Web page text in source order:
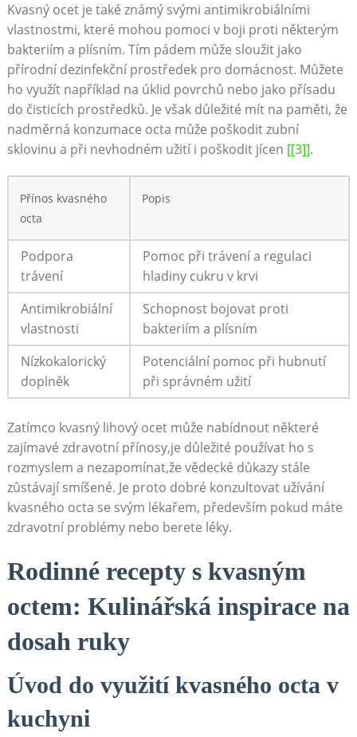
Kvasný ocet je také známý svými⁢ antimikrobiálními
vlastnostmi, které mohou pomoci v boji proti některým
bakteriím a plísním. Tím ⁢pádem může ⁢sloužit jako
přírodní​ dezinfekční prostředek pro domácnost. ‌Můžete
ho‍ využít například na úklid povrchů nebo jako přísadu
do čisticích prostředků. Je však důležité ⁢mít na paměti, že
nadměrná‌ konzumace octa může poškodit zubní
sklovinu a při nevhodném⁢ užití i poškodit jícen [[3]].
Přínos ​kvasného
octa
Popis
Podpora
⁢trávení
Pomoc ‍při ⁤trávení a regulaci
hladiny cukru ⁤v krvi
Antimikrobiální
vlastnosti
Schopnost bojovat proti
bakteriím a plísním
Nízkokalorický
doplněk
Potenciální pomoc při ‍hubnutí
při správném užití
Zatímco‌ kvasný lihový ocet může nabídnout některé
zajímavé⁣ zdravotní přínosy,je ​důležité používat ho s
rozmyslem a nezapomínat,že vědecké důkazy stále
zůstávají smíšené. Je proto dobré konzultovat užívání
⁤kvasného octa se svým lékařem, především pokud máte
zdravotní problémy nebo‌ berete léky.
Rodinné recepty⁢ s kvasným
octem: Kulinářská inspirace⁣ na
dosah ruky
Úvod do‍ využití kvasného octa v
kuchyni